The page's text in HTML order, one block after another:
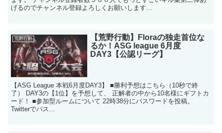
げるのでチャンネル登録よろしくお願いします...
荒野行動
【荒野行動】Floraの独走首位な
るか！ASG league 6月度
DAY3【公認リーグ】
【ASG League 本戦6月度DAY3】 ■勝利予想はこちら（10秒で終
了） DAY3の【1位】を予想して、 正解者の中から10名様にギフトカ
ード！ ■参加型ルームについて 22時38分にパスワードを投稿。
Twitterでパス...